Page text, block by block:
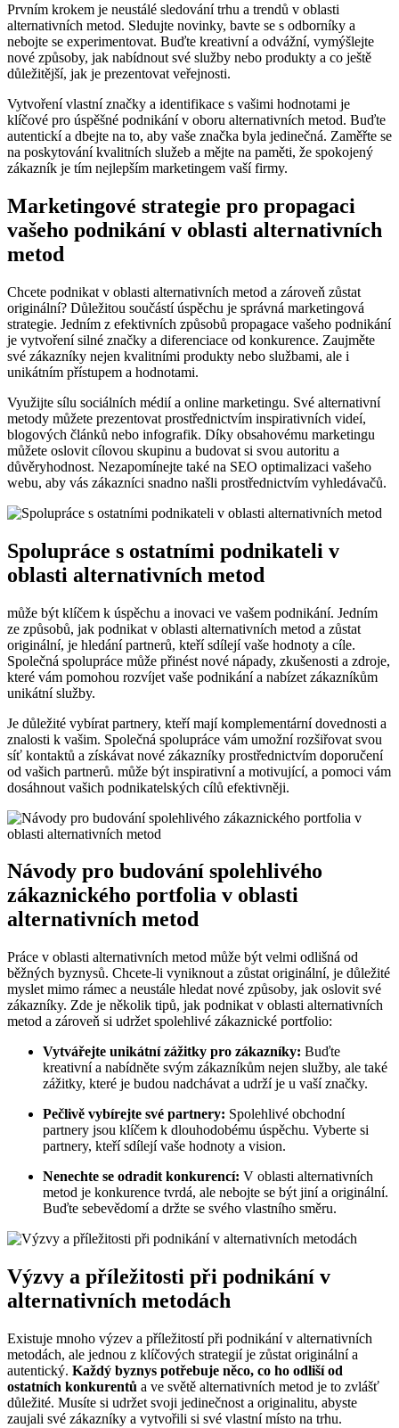
Prvním krokem je neustálé sledování trhu a trendů v oblasti
alternativních metod. Sledujte novinky, bavte se s odborníky a
nebojte se experimentovat. Buďte kreativní a odvážní, vymýšlejte
nové způsoby, jak nabídnout své služby nebo produkty a co ještě
důležitější, jak je prezentovat veřejnosti.
Vytvoření vlastní značky a identifikace s vašimi hodnotami je
klíčové pro úspěšné podnikání v oboru alternativních metod. Buďte
autentickí a dbejte na to, aby vaše značka byla jedinečná. Zaměřte se
na poskytování kvalitních služeb a mějte na paměti, že spokojený
zákazník je tím nejlepším marketingem vaší firmy.
Marketingové strategie pro propagaci
vašeho podnikání v oblasti alternativních
metod
Chcete podnikat v oblasti alternativních metod a zároveň zůstat
originální? Důležitou součástí úspěchu je správná marketingová
strategie. Jedním z efektivních způsobů propagace vašeho podnikání
je vytvoření silné značky a diferenciace od konkurence. Zaujměte
své zákazníky nejen kvalitními produkty nebo službami, ale i
unikátním přístupem a hodnotami.
Využijte sílu sociálních médií a online marketingu. Své alternativní
metody můžete prezentovat prostřednictvím inspirativních videí,
blogových článků nebo infografik. Díky obsahovému marketingu
můžete oslovit cílovou skupinu a budovat si svou autoritu a
důvěryhodnost. Nezapomínejte také na SEO optimalizaci vašeho
webu, aby vás zákazníci snadno našli prostřednictvím vyhledávačů.
Spolupráce s ostatními podnikateli v
oblasti alternativních metod
může být klíčem k úspěchu a inovaci ve vašem podnikání. Jedním
ze způsobů, jak podnikat v oblasti alternativních metod a zůstat
originální, je hledání partnerů, kteří sdílejí vaše hodnoty a cíle.
Společná spolupráce může přinést nové nápady, zkušenosti a zdroje,
které vám pomohou rozvíjet vaše podnikání a nabízet zákazníkům
unikátní služby.
Je důležité vybírat partnery, kteří mají komplementární dovednosti a
znalosti k vašim. Společná spolupráce vám umožní rozšiřovat svou
síť kontaktů a získávat nové zákazníky prostřednictvím doporučení
od vašich partnerů. může být inspirativní a motivující, a pomoci vám
dosáhnout vašich podnikatelských cílů efektivněji.
Návody pro budování spolehlivého
zákaznického portfolia v oblasti
alternativních metod
Práce v oblasti alternativních metod může být velmi odlišná od
běžných byznysů. Chcete-li vyniknout a zůstat originální, je důležité
myslet mimo rámec a neustále hledat nové způsoby, jak oslovit své
zákazníky. Zde je několik tipů, jak podnikat v oblasti alternativních
metod a zároveň si udržet spolehlivé zákaznické portfolio:
Vytvářejte unikátní zážitky pro zákazníky: Buďte
kreativní a nabídněte svým zákazníkům nejen služby, ale také
zážitky, které je budou nadchávat a udrží je u vaší značky.
Pečlivě vybírejte své partnery: Spolehlivé obchodní
partnery jsou klíčem k dlouhodobému úspěchu. Vyberte si
partnery, kteří sdílejí vaše hodnoty a vision.
Nenechte se odradit konkurencí: V oblasti alternativních
metod je konkurence tvrdá, ale nebojte se být jiní a originální.
Buďte sebevědomí a držte se svého vlastního směru.
Výzvy a příležitosti při podnikání v
alternativních metodách
Existuje mnoho výzev a příležitostí při podnikání v alternativních
metodách, ale jednou z klíčových strategií je zůstat originální a
autentický. Každý byznys potřebuje něco, co ho odliší od
ostatních konkurentů a ve světě alternativních metod je to zvlášť
důležité. Musíte si udržet svoji jedinečnost a originalitu, abyste
zaujali své zákazníky a vytvořili si své vlastní místo na trhu.